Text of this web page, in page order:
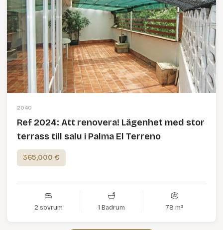
2040
Ref 2024: Att renovera! Lägenhet med stor
terrass till salu i Palma El Terreno
365,000 €
2 sovrum 1 Badrum 78 m²